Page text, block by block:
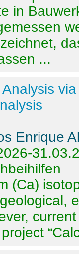
in
...
Enrique
(Ca)